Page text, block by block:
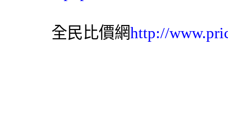
全民比價網http://